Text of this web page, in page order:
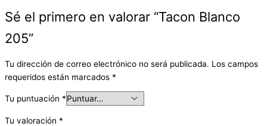
Sé el primero en valorar “Tacon Blanco
205”
Tu dirección de correo electrónico no será publicada. Los campos
requeridos están marcados *
Tu puntuación *
Tu valoración *